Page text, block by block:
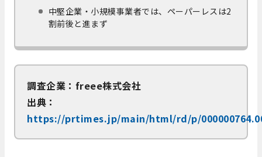
中堅企業・小規模事業者では、ペーパーレスは2
割前後と進まず
調査企業：freee株式会社
出典：
https://prtimes.jp/main/html/rd/p/